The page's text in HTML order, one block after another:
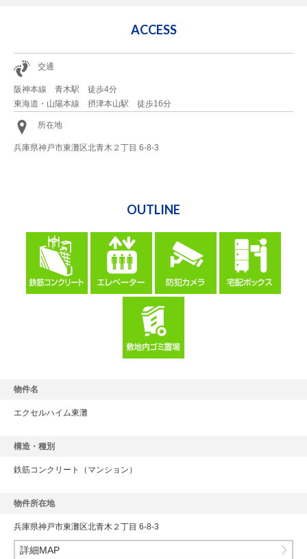
ACCESS
交通
阪神本線 青木駅 徒歩4分
東海道・山陽本線 摂津本山駅 徒歩16分
所在地
兵庫県神戸市東灘区北青木２丁目 6-8-3
OUTLINE
物件名
エクセルハイム東灘
構造・種別
鉄筋コンクリート （マンション）
物件所在地
兵庫県神戸市東灘区北青木２丁目 6-8-3
詳細MAP